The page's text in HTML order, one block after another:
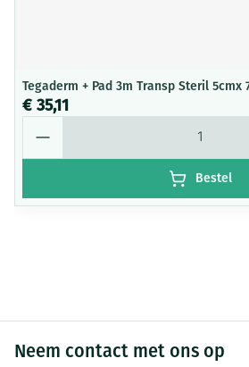
Tegaderm + Pad 3m Transp Steril 5cmx
€ 35,11
Bestel
Neem contact met ons op